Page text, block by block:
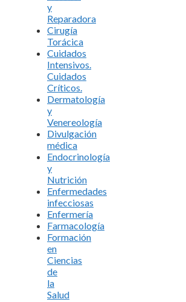
y
Reparadora
Cirugía
Torácica
Cuidados
Intensivos.
Cuidados
Críticos.
Dermatología
y
Venereología
Divulgación
médica
Endocrinología
y
Nutrición
Enfermedades
infecciosas
Enfermería
Farmacología
Formación
en
Ciencias
de
la
Salud